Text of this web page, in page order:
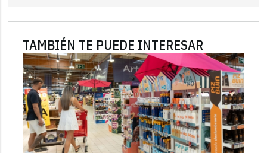
TAMBIÉN TE PUEDE INTERESAR